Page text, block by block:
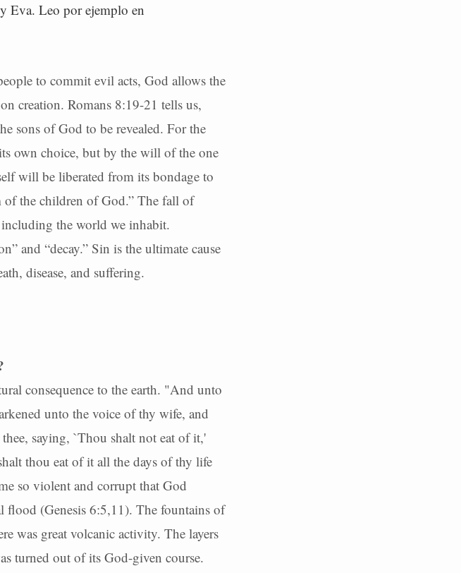
Eva. Leo por ejemplo en
to commit evil acts, God allows the
creation. Romans 8:19-21 tells us,
sons of God to be revealed. For the
own choice, but by the will of the one
will be liberated from its bondage to
the children of God.” The fall of
the world we inhabit.
and “decay.” Sin is the ultimate cause
disease, and suffering.
consequence to the earth. "And unto
unto the voice of thy wife, and
saying, `Thou shalt not eat of it,'
thou eat of it all the days of thy life
so violent and corrupt that God
flood (Genesis 6:5,11). The fountains of
was great volcanic activity. The layers
turned out of its God-given course.